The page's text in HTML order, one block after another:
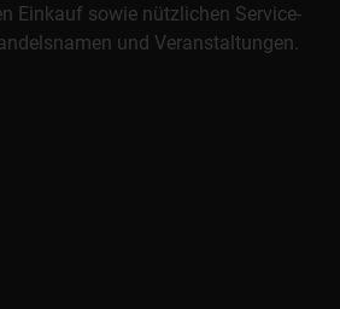
Einkauf sowie nützlichen Service-
und Veranstaltungen.